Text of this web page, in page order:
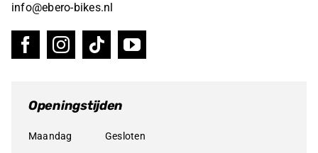
info@ebero-bikes.nl
Openingstijden
Maandag Gesloten